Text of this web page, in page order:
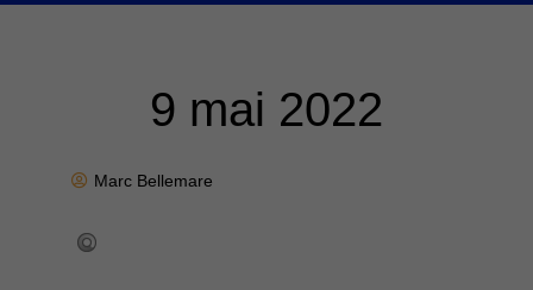
9 mai 2022
Marc Bellemare